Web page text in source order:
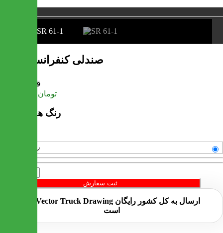
صندلی کنفرانس السانا
قیمت
تومان
رنگ های موجود
رنگبندی متنوع
ثبت سفارش
ارسال به کل کشور رایگان
است